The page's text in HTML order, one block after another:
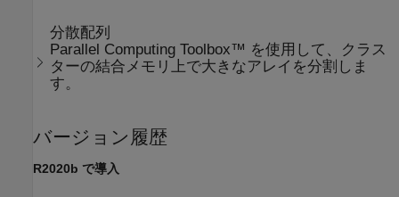
分散配列
Parallel Computing Toolbox™ を使用して、クラス
ターの結合メモリ上で大きなアレイを分割しま
す。
バージョン履歴
R2020b で導入